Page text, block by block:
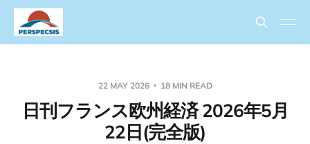
22 MAY 2026 18 MIN READ
日刊フランス欧州経済 2026年5月
22日(完全版)